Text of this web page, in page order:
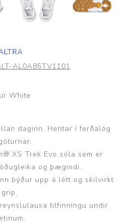
AL0A85TV1101
White
daginn. Hentar í ferðalög
XS Trek Evo sóla sem er
og þægindi.
býður upp á létt og skilvirkt
grip,
tilfinningu undir